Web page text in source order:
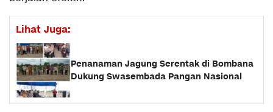
Lihat Juga:
Penanaman Jagung Serentak di Bombana
Dukung Swasembada Pangan Nasional